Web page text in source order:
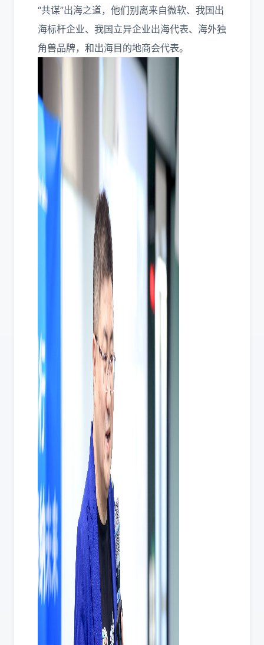
“共谋”出海之道，他们别离来自微软、我国出
海标杆企业、我国立异企业出海代表、海外独
角兽品牌，和出海目的地商会代表。